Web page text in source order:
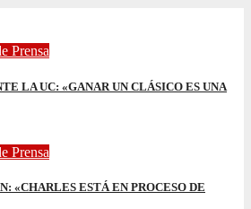
Prensa
LA UC: «GANAR UN CLÁSICO ES UNA
Prensa
«CHARLES ESTÁ EN PROCESO DE